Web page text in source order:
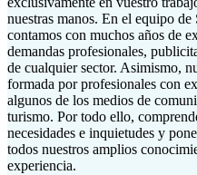
nuestras manos. En el equipo
contamos con muchos años de
demandas profesionales,
de cualquier sector. Asimismo,
formada por profesionales con
algunos de los medios de
turismo. Por todo ello,
necesidades e inquietudes y
todos nuestros amplios
experiencia.